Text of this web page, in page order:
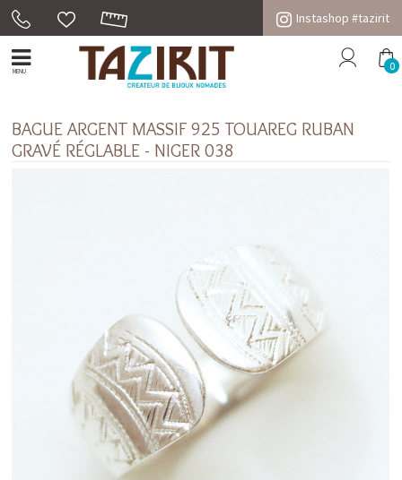
Instashop #tazirit
MENU 0
BAGUE ARGENT MASSIF 925 TOUAREG RUBAN
GRAVÉ RÉGLABLE - NIGER 038